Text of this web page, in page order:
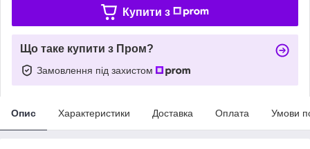
Купити з
Що таке купити з Пром?
Замовлення під захистом
Опис Характеристики Доставка Оплата Умови